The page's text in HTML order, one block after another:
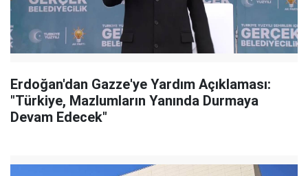
Erdoğan'dan Gazze'ye Yardım Açıklaması:
"Türkiye, Mazlumların Yanında Durmaya
Devam Edecek"